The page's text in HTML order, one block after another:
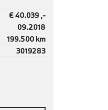
€ 40.039 ,-
09.2018
199.500 km
3019283